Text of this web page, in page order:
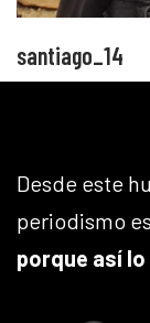
santiago_14
Desde este
periodismo
porque así